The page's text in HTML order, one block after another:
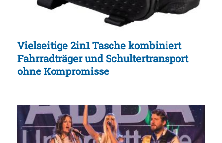
Vielseitige 2in1 Tasche kombiniert
Fahrradträger und Schultertransport
ohne Kompromisse